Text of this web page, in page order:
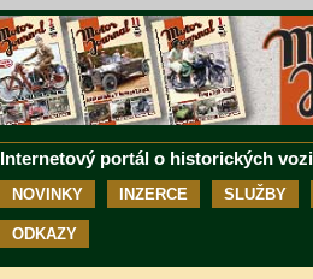
Internetový portál o historických
NOVINKY INZERCE SLUŽBY
ODKAZY